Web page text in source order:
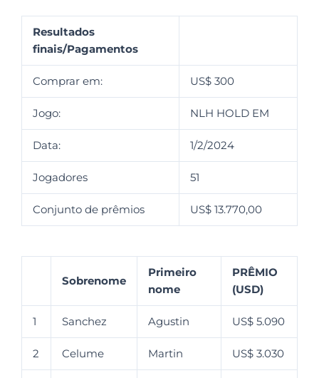
Resultados
finais/Pagamentos
Comprar em: US$ 300
Jogo: NLH HOLD EM
Data: 1/2/2024
Jogadores 51
Conjunto de prêmios US$ 13.770,00
Sobrenome
Primeiro
nome
PRÊMIO
(USD)
1 Sanchez Agustin US$ 5.090
2 Celume Martin US$ 3.030